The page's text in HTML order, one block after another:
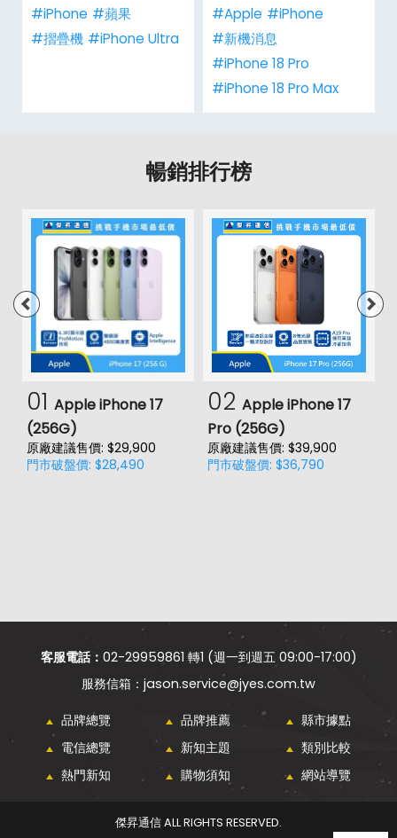
#iPhone #蘋果
#摺疊機 #iPhone Ultra
#Apple #iPhone
#新機消息
#iPhone 18 Pro
#iPhone 18 Pro Max
暢銷排行榜
01 Apple iPhone 17
(256G)
原廠建議售價: $29,900
門市破盤價: $28,490
02 Apple iPhone 17
Pro (256G)
原廠建議售價: $39,900
門市破盤價: $36,790
客服電話： 02-29959861 轉1 (週一到週五 09:00-17:00)
jason.service@jyes.com.tw
品牌總覽 品牌推薦
縣市據點
電信總覽
新知主題
類別比較
熱門新知
購物須知 網站導覽
傑昇通信 ALL RIGHTS RESERVED.